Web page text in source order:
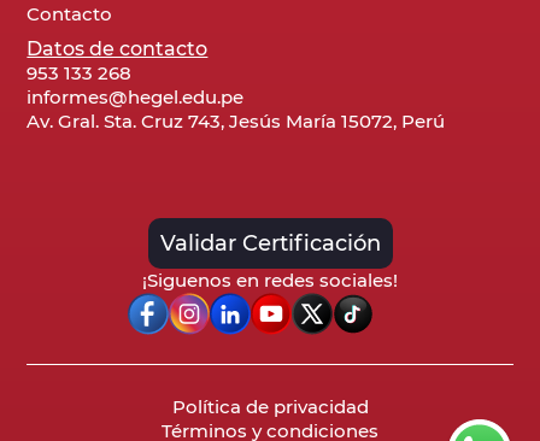
Contacto
Datos de contacto
953 133 268
informes@hegel.edu.pe
Av. Gral. Sta. Cruz 743, Jesús María 15072, Perú
Validar Certificación
¡Siguenos en redes sociales!
Política de privacidad
Términos y condiciones